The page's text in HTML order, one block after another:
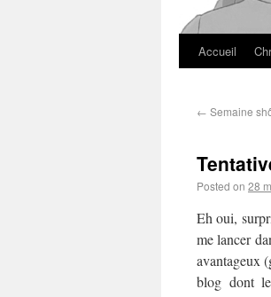
Accueil
← Semaine
Posted on 28
Eh oui,
me lancer
avantageux
blog dont